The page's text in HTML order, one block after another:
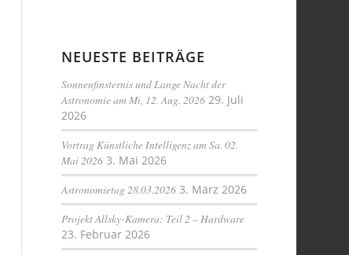
NEUESTE BEITRÄGE
Sonnenfinsternis und Lange Nacht der
Astronomie am Mi, 12. Aug. 2026 29. Juli
2026
Vortrag Künstliche Intelligenz am Sa. 02.
Mai 2026 3. Mai 2026
Astronomietag 28.03.2026 3. März 2026
Projekt Allsky-Kamera: Teil 2 – Hardware
23. Februar 2026